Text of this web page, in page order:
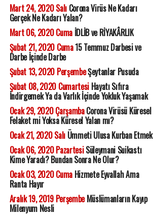
Mart 24, 2020 SalıCorona Virüs Ne Kadarı
Gerçek Ne Kadarı Yalan?
Mart 06, 2020 CumaİDLİB ve RİYAKÂRLIK
Şubat 21, 2020 Cuma15 Temmuz Darbesi ve
Darbe İçinde Darbe
Şubat 13, 2020 PerşembeŞeytanlar Pusuda
Şubat 08, 2020 CumartesiHayatı Sıfıra
İndirgemek Ya da Varlık İçinde Yokluk Yaşamak
Ocak 29, 2020 ÇarşambaCorona Virüsü Küresel
Felaket mi Yoksa Küresel Yalan mı?
Ocak 21, 2020 SalıÜmmeti Ulusa Kurban Etmek
Ocak 06, 2020 PazartesiSüleymani Suikastı
Kime Yaradı? Bundan Sonra Ne Olur?
Ocak 03, 2020 CumaHizmete Eyvallah Ama
Ranta Hayır
Aralık 19, 2019 PerşembeMüslümanların Kayıp
Milenyum Nesli